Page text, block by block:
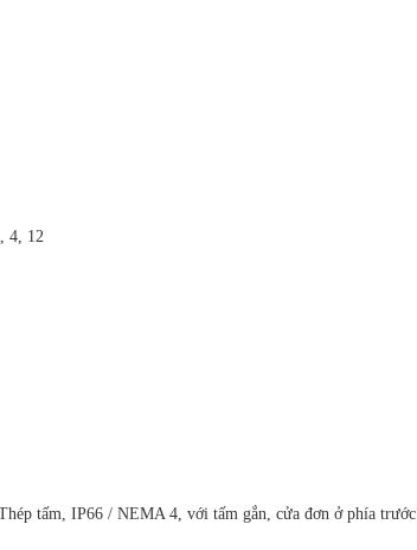
4, 12
tấm, IP66 / NEMA 4, với tấm gắn, cửa đơn ở phía trước